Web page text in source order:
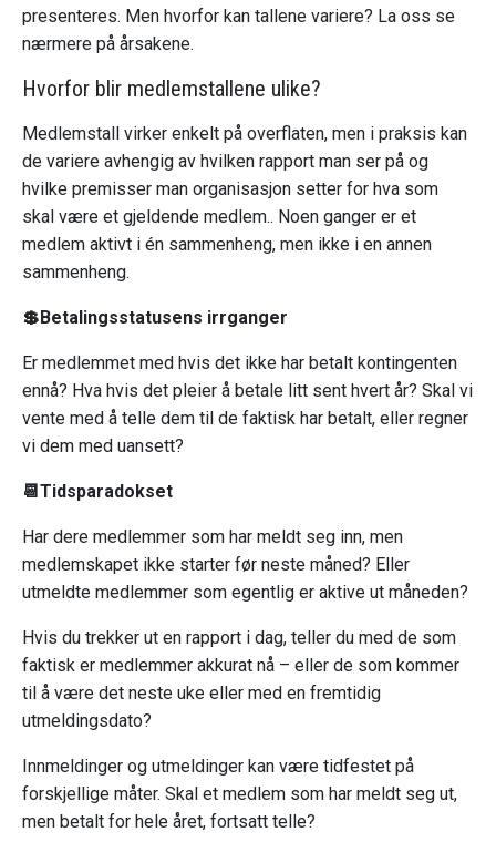
presenteres. Men hvorfor kan tallene variere? La oss se
nærmere på årsakene.
Hvorfor blir medlemstallene ulike?
Medlemstall virker enkelt på overflaten, men i praksis kan
de variere avhengig av hvilken rapport man ser på og
hvilke premisser man organisasjon setter for hva som
skal være et gjeldende medlem.. Noen ganger er et
medlem aktivt i én sammenheng, men ikke i en annen
sammenheng.
💲Betalingsstatusens irrganger
Er medlemmet med hvis det ikke har betalt kontingenten
ennå? Hva hvis det pleier å betale litt sent hvert år? Skal vi
vente med å telle dem til de faktisk har betalt, eller regner
vi dem med uansett?
📆Tidsparadokset
Har dere medlemmer som har meldt seg inn, men
medlemskapet ikke starter før neste måned? Eller
utmeldte medlemmer som egentlig er aktive ut måneden?
Hvis du trekker ut en rapport i dag, teller du med de som
faktisk er medlemmer akkurat nå – eller de som kommer
til å være det neste uke eller med en fremtidig
utmeldingsdato?
Innmeldinger og utmeldinger kan være tidfestet på
forskjellige måter. Skal et medlem som har meldt seg ut,
men betalt for hele året, fortsatt telle?